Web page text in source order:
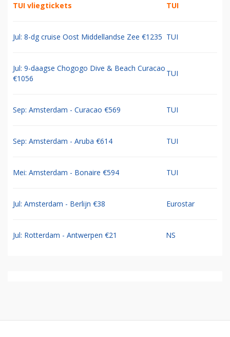
TUI vliegtickets TUI
Jul: 8-dg cruise Oost Middellandse Zee €1235 TUI
Jul: 9-daagse Chogogo Dive & Beach Curacao
€1056
TUI
Sep: Amsterdam - Curacao €569 TUI
Sep: Amsterdam - Aruba €614 TUI
Mei: Amsterdam - Bonaire €594 TUI
Jul: Amsterdam - Berlijn €38 Eurostar
Jul: Rotterdam - Antwerpen €21 NS